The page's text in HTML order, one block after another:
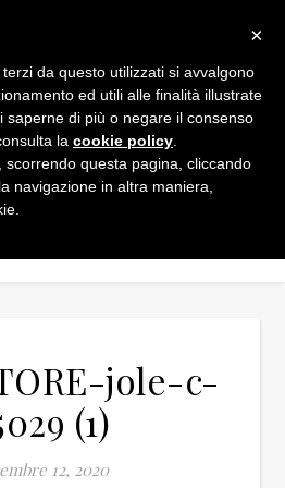
jole-c-
(1)
12, 2020
×
da questo utilizzati si avvalgono
ed utili alle finalità illustrate
saperne di più o negare il consenso
la cookie policy
questa pagina, cliccando
navigazione in altra maniera,